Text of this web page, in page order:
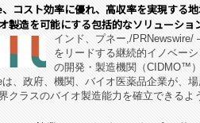
コスト効率に優れ、高収率を実現する
製造を可能にする包括的なソリューショ
」 をリリースインド、プネー,/PRNewswire/
をリードする継続的イノベー
の開発・製造機関（CIDMO™
は、政府、機関、バイオ医薬品企業が、場
クラスのバイオ製造能力を確立できるよ